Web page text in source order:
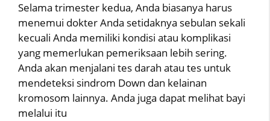
Selama trimester kedua, Anda biasanya harus
menemui dokter Anda setidaknya sebulan sekali
kecuali Anda memiliki kondisi atau komplikasi
yang memerlukan pemeriksaan lebih sering.
Anda akan menjalani tes darah atau tes untuk
mendeteksi sindrom Down dan kelainan
kromosom lainnya. Anda juga dapat melihat bayi
melalui itu